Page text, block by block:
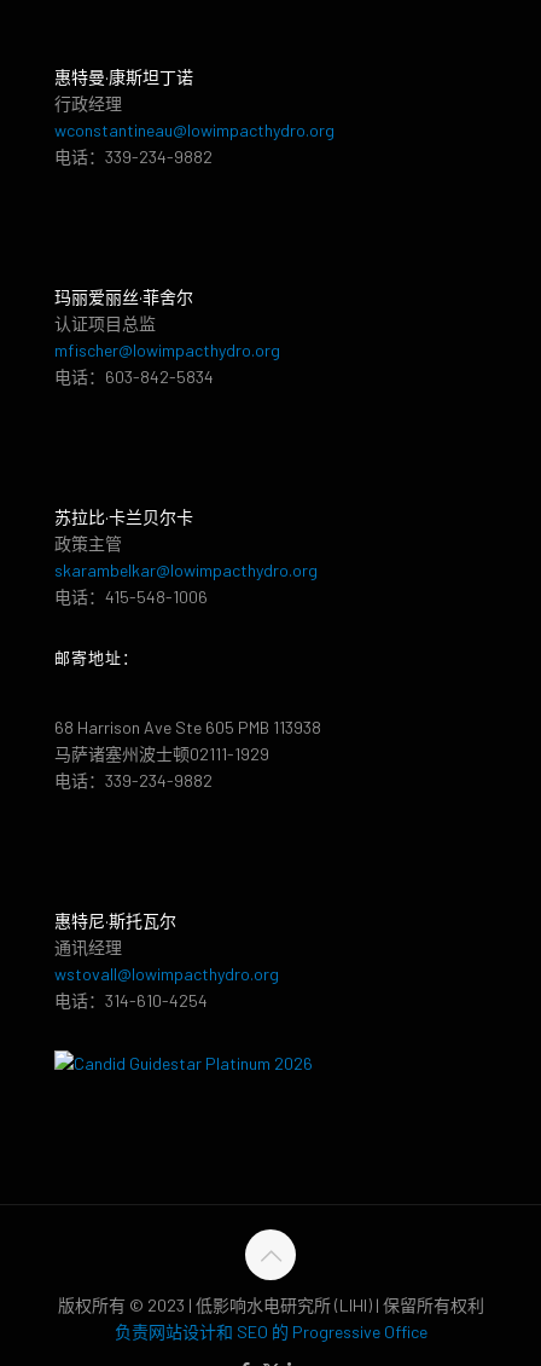
惠特曼·康斯坦丁诺
行政经理
wconstantineau@lowimpacthydro.org
电话：339-234-9882
玛丽爱丽丝·菲舍尔
认证项目总监
mfischer@lowimpacthydro.org
电话：603-842-5834
苏拉比·卡兰贝尔卡
政策主管
skarambelkar@lowimpacthydro.org
电话：415-548-1006
邮寄地址：
68 Harrison Ave Ste 605 PMB 113938
马萨诸塞州波士顿02111-1929
电话：339-234-9882
惠特尼·斯托瓦尔
通讯经理
wstovall@lowimpacthydro.org
电话：314-610-4254
版权所有 © 2023 | 低影响水电研究所 (LIHI) | 保留所有权利
负责网站设计和 SEO 的 Progressive Office